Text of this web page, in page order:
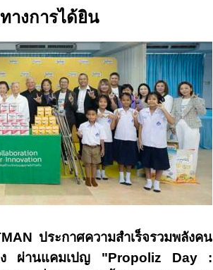
างการได้ยิน
ประกาศความสำเร็จรวมพลังคน
ง ผ่านแคมเปญ "Propoliz Day :